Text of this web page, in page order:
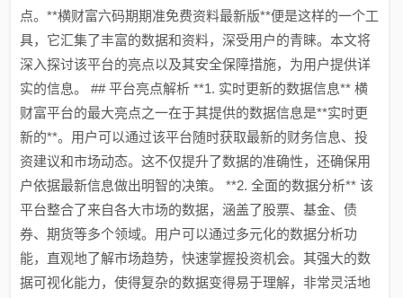
点。**横财富六码期期准免费资料最新版**便是这样的一个工
具，它汇集了丰富的数据和资料，深受用户的青睐。本文将
深入探讨该平台的亮点以及其安全保障措施，为用户提供详
实的信息。 ## 平台亮点解析 **1. 实时更新的数据信息** 横
财富平台的最大亮点之一在于其提供的数据信息是**实时更
新的**。用户可以通过该平台随时获取最新的财务信息、投
资建议和市场动态。这不仅提升了数据的准确性，还确保用
户依据最新信息做出明智的决策。 **2. 全面的数据分析** 该
平台整合了来自各大市场的数据，涵盖了股票、基金、债
券、期货等多个领域。用户可以通过多元化的数据分析功
能，直观地了解市场趋势，快速掌握投资机会。其强大的数
据可视化能力，使得复杂的数据变得易于理解，非常灵活地